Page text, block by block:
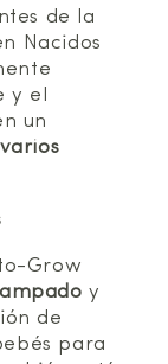
de la
Nacidos
y el
un
Grow
y
de
para